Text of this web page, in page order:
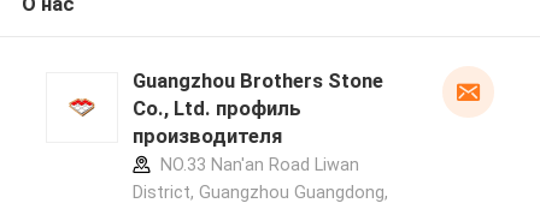
Guangzhou Brothers Stone
Co., Ltd. профиль
производителя
NO.33 Nan'an Road Liwan
District, Guangzhou Guangdong,